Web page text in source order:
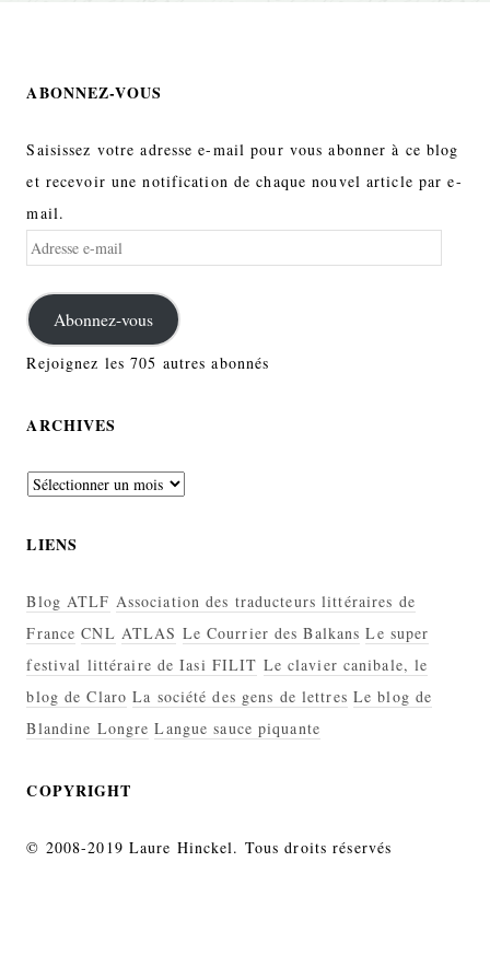
ABONNEZ-VOUS
Saisissez votre adresse e-mail pour vous abonner à ce blog
et recevoir une notification de chaque nouvel article par e-
mail.
Adresse
mail
Abonnez-vous
Rejoignez les 705 autres abonnés
ARCHIVES
Archives
LIENS
Blog ATLF Association des traducteurs littéraires de
France CNL ATLAS Le Courrier des Balkans Le super
festival littéraire de Iasi FILIT Le clavier canibale, le
blog de Claro La société des gens de lettres Le blog de
Blandine Longre Langue sauce piquante
COPYRIGHT
© 2008-2019 Laure Hinckel. Tous droits réservés